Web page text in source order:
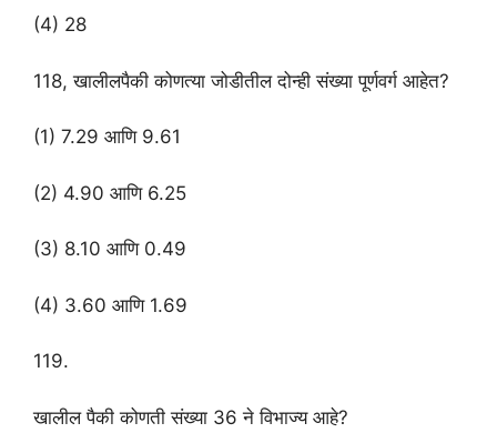
(4) 28
118, खालीलपैकी कोणत्या जोडीतील दोन्ही संख्या पूर्णवर्ग आहेत?
(1) 7.29 आणि 9.61
(2) 4.90 आणि 6.25
(3) 8.10 आणि 0.49
(4) 3.60 आणि 1.69
119.
खालील पैकी कोणती संख्या 36 ने विभाज्य आहे?